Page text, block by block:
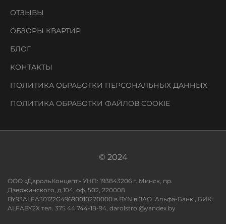
ОТЗЫВЫ
ОБЗОРЫ КВАРТИР
БЛОГ
КОНТАКТЫ
ПОЛИТИКА ОБРАБОТКИ ПЕРСОНАЛЬНЫХ ДАННЫХ
ПОЛИТИКА ОБРАБОТКИ ФАЙЛОВ COOKIE
© 2024
ООО «ДарольКонцепт» УНП: 193843206 г. Минск, пр.
Дзержинского, д.104, оф. 502, 220008
BY93ALFA30122G49690010270000 в BYN в ЗАО ‘Альфа-Банк’, БИК:
ALFABY2X тел. 375 44 744-18-94, darolstroi@yandex.by